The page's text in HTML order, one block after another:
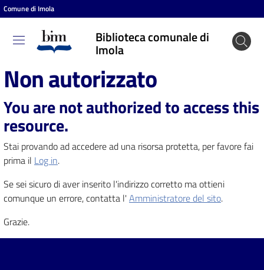
Vai al contenuto
Vai alla navigazione
Vai al footer
Comune di Imola
Biblioteca comunale di
Imola
Biblioteca
comunale
di Imola
Entra
Cosa
puoi
fare
Non autorizzato
You are not authorized to access this
resource.
Stai provando ad accedere ad una risorsa protetta, per favore fai
prima il Log in.
Se sei sicuro di aver inserito l'indirizzo corretto ma ottieni
comunque un errore, contatta l' Amministratore del sito.
Grazie.